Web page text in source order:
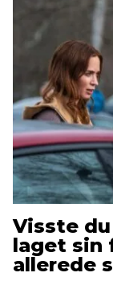
Visste
laget sin
allerede